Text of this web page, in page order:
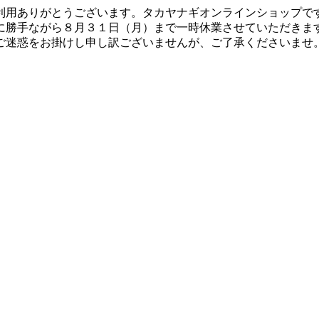
用ありがとうございます。タカヤナギオンラインショップで
勝手ながら８月３１日（月）まで一時休業させていただきま
迷惑をお掛けし申し訳ございませんが、ご了承くださいませ。